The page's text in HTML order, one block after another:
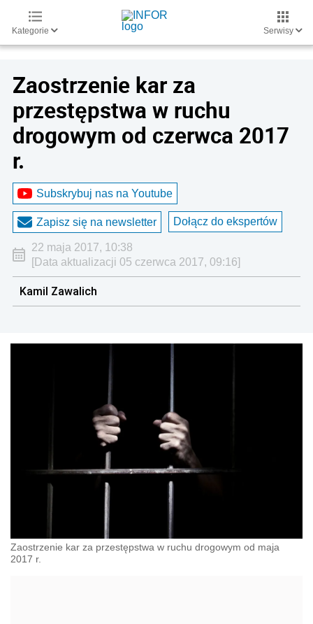
Kategorie Serwisy
Zaostrzenie kar za
przestępstwa w ruchu
drogowym od czerwca 2017
r.
Subskrybuj nas na Youtube
Zapisz się na newsletter Dołącz do ekspertów
22 maja 2017, 10:38
[Data aktualizacji 05 czerwca 2017, 09:16]
Kamil Zawalich
Zaostrzenie kar za przestępstwa w ruchu drogowym od maja
2017 r.